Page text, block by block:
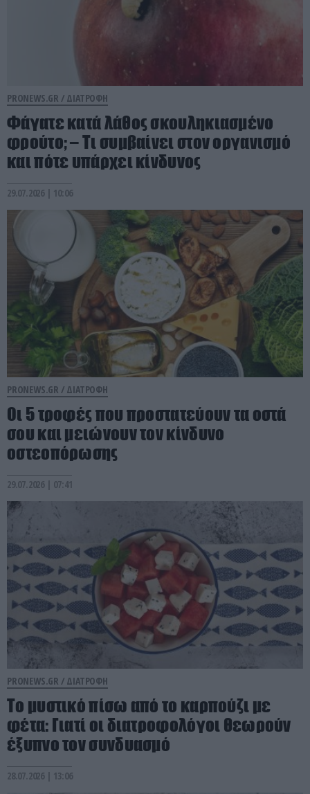
PRONEWS.GR / ΔΙΑΤΡΟΦΗ
Φάγατε κατά λάθος σκουληκιασμένο
φρούτο; – Τι συμβαίνει στον οργανισμό
και πότε υπάρχει κίνδυνος
29.07.2026 | 10:06
PRONEWS.GR / ΔΙΑΤΡΟΦΗ
Οι 5 τροφές που προστατεύουν τα οστά
σου και μειώνουν τον κίνδυνο
οστεοπόρωσης
29.07.2026 | 07:41
PRONEWS.GR / ΔΙΑΤΡΟΦΗ
Το μυστικό πίσω από το καρπούζι με
φέτα: Γιατί οι διατροφολόγοι θεωρούν
έξυπνο τον συνδυασμό
28.07.2026 | 13:06